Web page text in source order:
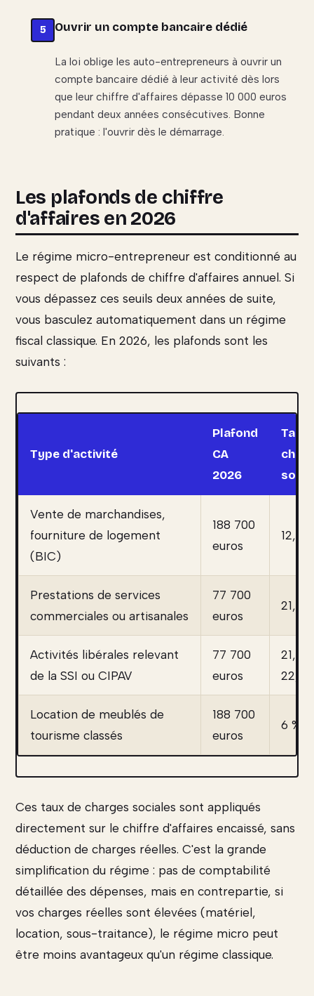
Ouvrir un compte bancaire dédié
La loi oblige les auto-entrepreneurs à ouvrir un
compte bancaire dédié à leur activité dès lors
que leur chiffre d'affaires dépasse 10 000 euros
pendant deux années consécutives. Bonne
pratique : l'ouvrir dès le démarrage.
Les plafonds de chiffre
d'affaires en 2026
Le régime micro-entrepreneur est conditionné au
respect de plafonds de chiffre d'affaires annuel. Si
vous dépassez ces seuils deux années de suite,
vous basculez automatiquement dans un régime
fiscal classique. En 2026, les plafonds sont les
suivants :
Type d'activité
Plafond
CA
2026
Taux
Vente de marchandises,
fourniture de logement
(BIC)
188 700
euros
12,3
Prestations de services
commerciales ou artisanales
77 700
euros
21,2
Activités libérales relevant
de la SSI ou CIPAV
77 700
euros
21,1
22,2
Location de meublés de
tourisme classés
188 700
euros
6 %
Ces taux de charges sociales sont appliqués
directement sur le chiffre d'affaires encaissé, sans
déduction de charges réelles. C'est la grande
simplification du régime : pas de comptabilité
détaillée des dépenses, mais en contrepartie, si
vos charges réelles sont élevées (matériel,
location, sous-traitance), le régime micro peut
être moins avantageux qu'un régime classique.